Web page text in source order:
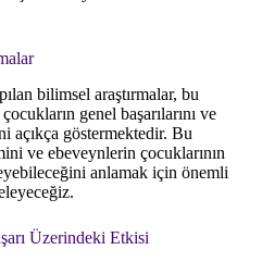
bilimsel araştırmalar, bu
genel başarılarını ve
açıkça göstermektedir. Bu
ve ebeveynlerin çocuklarının
anlamak için önemli
Üzerindeki Etkisi